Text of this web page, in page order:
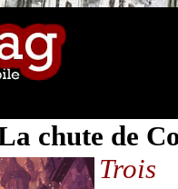
chute de
Trois